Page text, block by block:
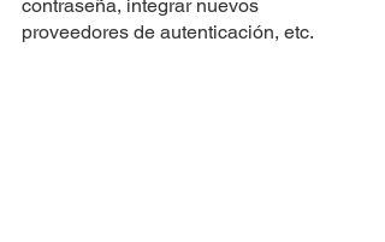
contraseña, integrar nuevos
proveedores de autenticación, etc.